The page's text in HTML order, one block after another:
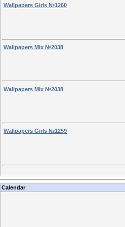
Wallpapers Girls №1260
Wallpapers Mix №2038
Wallpapers Mix №2038
Wallpapers Girls №1259
Calendar